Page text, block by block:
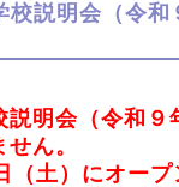
校説明会（令和
説明会（令和９
ん。
（土）にオー